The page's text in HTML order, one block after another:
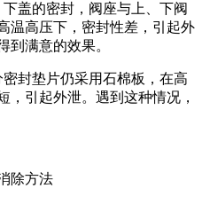
盖的密封，阀座与上、下阀
温高压下，密封性差，引起外
到满意的效果。
封垫片仍采用石棉板，在高
，引起外泄。遇到这种情况，
除方法